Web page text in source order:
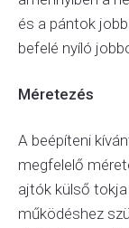
és a pántok
befelé nyíló
Méretezés
A beépíteni
megfelelő
ajtók külső
működéshez